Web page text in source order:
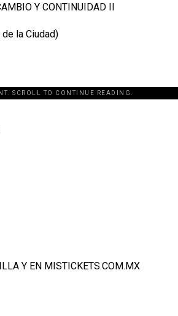
Y CONTINUIDAD II
de la Ciudad)
SCROLL TO CONTINUE READING.
id="243463"]
Y EN MISTICKETS.COM.MX